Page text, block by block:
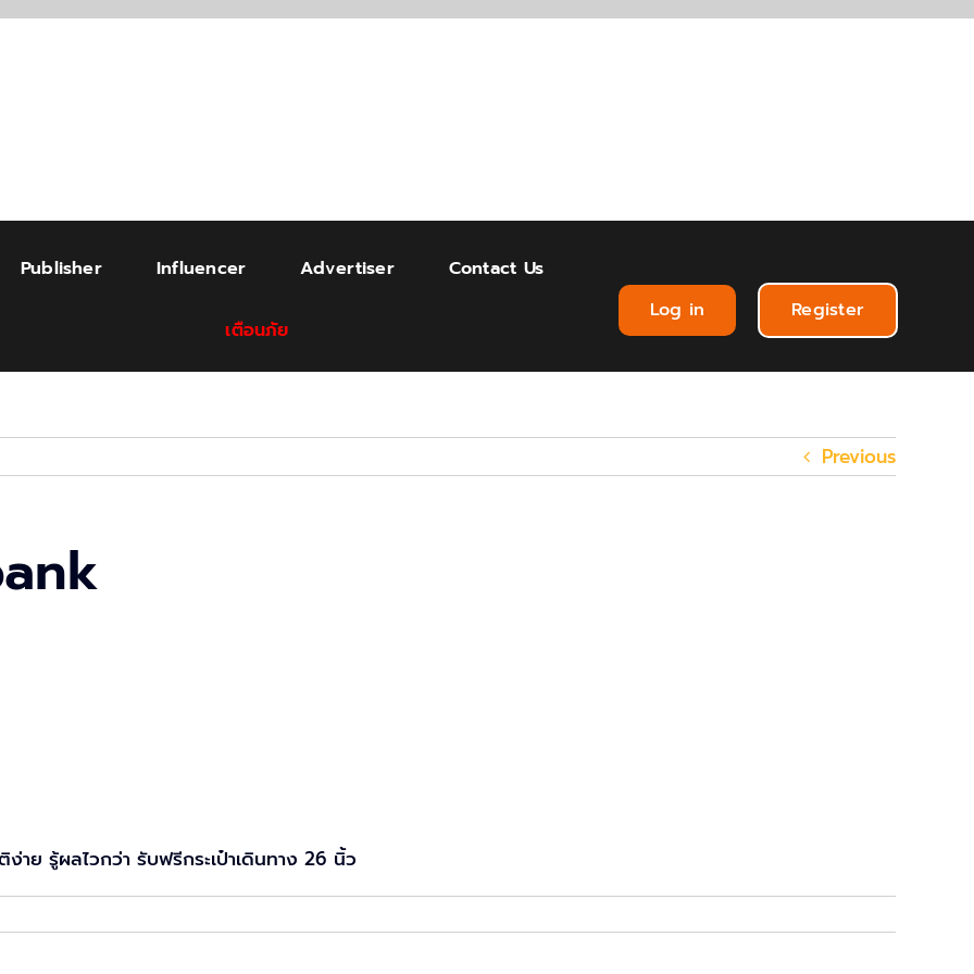
Publisher Influencer Advertiser Contact Us
เตือนภัย
Log in Register
Previous
ย รู้ผลไวกว่า รับฟรีกระเป๋าเดินทาง 26 นิ้ว